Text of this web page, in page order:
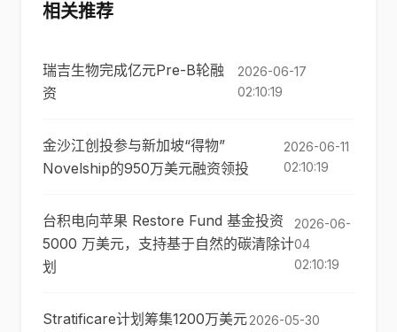
相关推荐
瑞吉生物完成亿元Pre-B轮融
资
2026-06-17
02:10:19
金沙江创投参与新加坡“得物”
Novelship的950万美元融资领投
2026-06-11
02:10:19
台积电向苹果 Restore Fund 基金投资
5000 万美元，支持基于自然的碳清除计
划
2026-06-
04
02:10:19
Stratificare计划筹集1200万美元2026-05-30